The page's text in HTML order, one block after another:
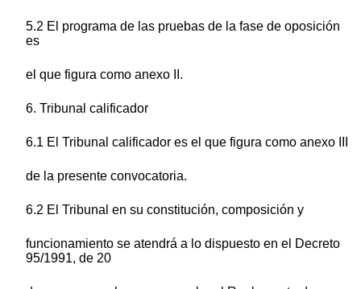
5.2 El programa de las pruebas de la fase de oposición
es
el que figura como anexo II.
6. Tribunal calificador
6.1 El Tribunal calificador es el que figura como anexo III
de la presente convocatoria.
6.2 El Tribunal en su constitución, composición y
funcionamiento se atendrá a lo dispuesto en el Decreto
95/1991, de 20